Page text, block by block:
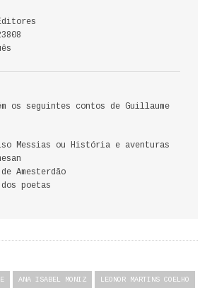
DE INTERROGAÇÃO
E VÍRGULA
os seguintes contos de Guillaume
Messias ou História e aventuras
Amesterdão
poetas
ANA ISABEL MONIZ LEONOR MARTINS COELHO